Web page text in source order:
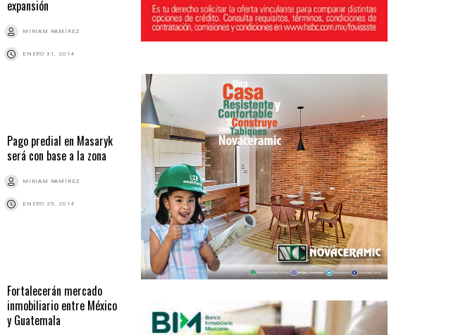
expansión
MIRIAM RAMÍREZ
ENERO 31, 2014
Pago predial en Masaryk
será con base a la zona
MIRIAM RAMÍREZ
ENERO 29, 2014
Fortalecerán mercado
inmobiliario entre México
y Guatemala